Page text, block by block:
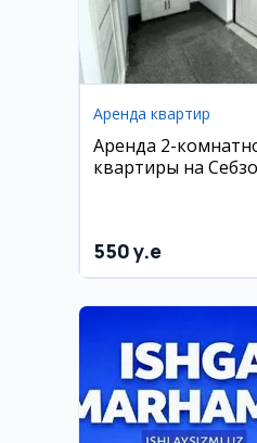
Аренда квартир
Аренда 2-
квартиры на
550 y.e